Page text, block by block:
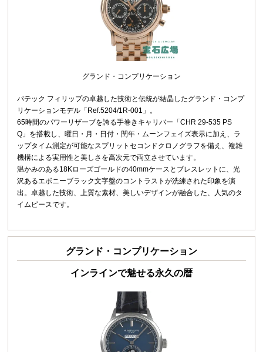
グランド・コンプリケーション
パテック フィリップの卓越した技術と伝統が結晶したグランド・コンプ
リケーションモデル「Ref.5204/1R‑001」。
65時間のパワーリザーブを誇る手巻きキャリバー「CHR 29‑535 PS
Q」を搭載し、曜日・月・日付・閏年・ムーンフェイズ表示に加え、ラ
ップタイム測定が可能なスプリットセコンドクロノグラフを備え、複雑
機構による実用性と美しさを高次元で両立させています。
温かみのある18Kローズゴールドの40mmケースとブレスレットに、光
沢あるエボニーブラック文字盤のコントラストが洗練された印象を演
出。卓越した技術、上質な素材、美しいデザインが融合した、人気のタ
イムピースです。
グランド・コンプリケーション
インラインで魅せる永久の暦